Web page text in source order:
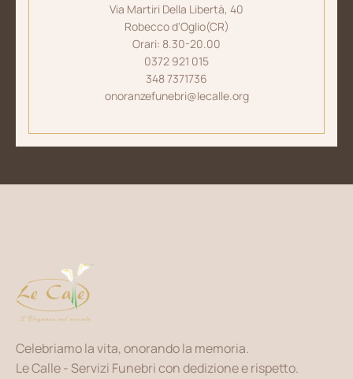
Via Martiri Della Libertà, 40
Robecco d'Oglio(CR)
Orari: 8.30-20.00
0372 921 015
348 7371736
onoranzefunebri@lecalle.org
Celebriamo la vita, onorando la memoria.
Le Calle - Servizi Funebri con dedizione e rispetto.